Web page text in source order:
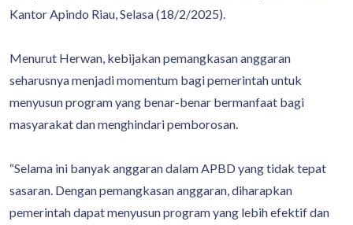
Kantor Apindo Riau, Selasa (18/2/2025).
Menurut Herwan, kebijakan pemangkasan anggaran
seharusnya menjadi momentum bagi pemerintah untuk
menyusun program yang benar-benar bermanfaat bagi
masyarakat dan menghindari pemborosan.
“Selama ini banyak anggaran dalam APBD yang tidak tepat
sasaran. Dengan pemangkasan anggaran, diharapkan
pemerintah dapat menyusun program yang lebih efektif dan